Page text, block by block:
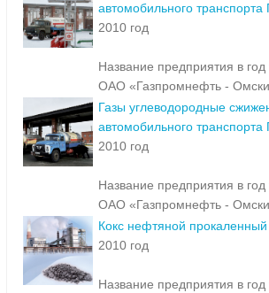
автомобильного транспорта
2010 год
Название предприятия в год
ОАО «Газпромнефть -
Газы углеводородные
автомобильного
2010 год
Название предприятия в год
ОАО «Газпромнефть -
Кокс нефтяной
2010 год
Название предприятия в год